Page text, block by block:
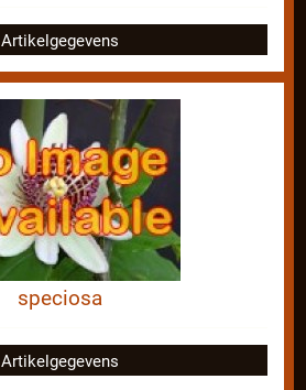
Artikelgegevens
speciosa
Artikelgegevens